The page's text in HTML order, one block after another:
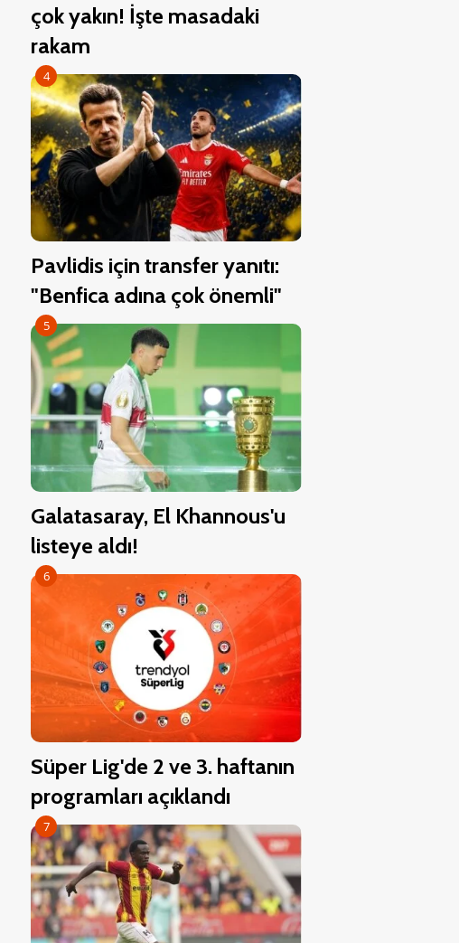
çok yakın! İşte masadaki
rakam
4
Pavlidis için transfer yanıtı:
"Benfica adına çok önemli"
5
Galatasaray, El Khannous'u
listeye aldı!
6
Süper Lig'de 2 ve 3. haftanın
programları açıklandı
7